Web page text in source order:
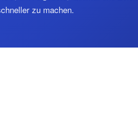
zu machen.